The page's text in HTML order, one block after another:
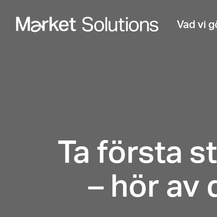
Vad vi
Ta första
– hör av